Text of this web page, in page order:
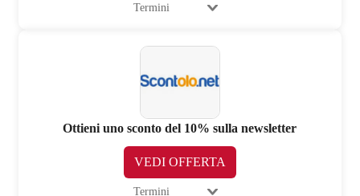
Termini
Ottieni uno sconto del 10% sulla newsletter
VEDI OFFERTA
Termini